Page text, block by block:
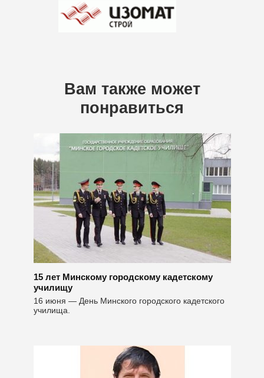
Вам также может
понравиться
15 лет Минскому городскому кадетскому
училищу
16 июня — День Минского городского кадетского
училища.